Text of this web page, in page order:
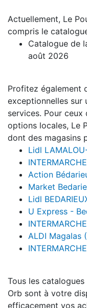
Actuellement, Le
compris le
Catalogue de
août 2026
Profitez également
exceptionnelles sur
services. Pour
options locales, Le
dont des magasins
Lidl
Action
Market
Lidl
U Express -
ALDI Magalas
Tous les
Orb sont à votre
efficacement vos